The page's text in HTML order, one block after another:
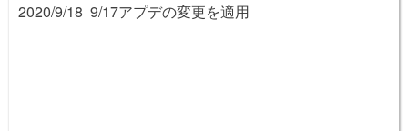
2020/9/18 9/17アプデの変更を適用